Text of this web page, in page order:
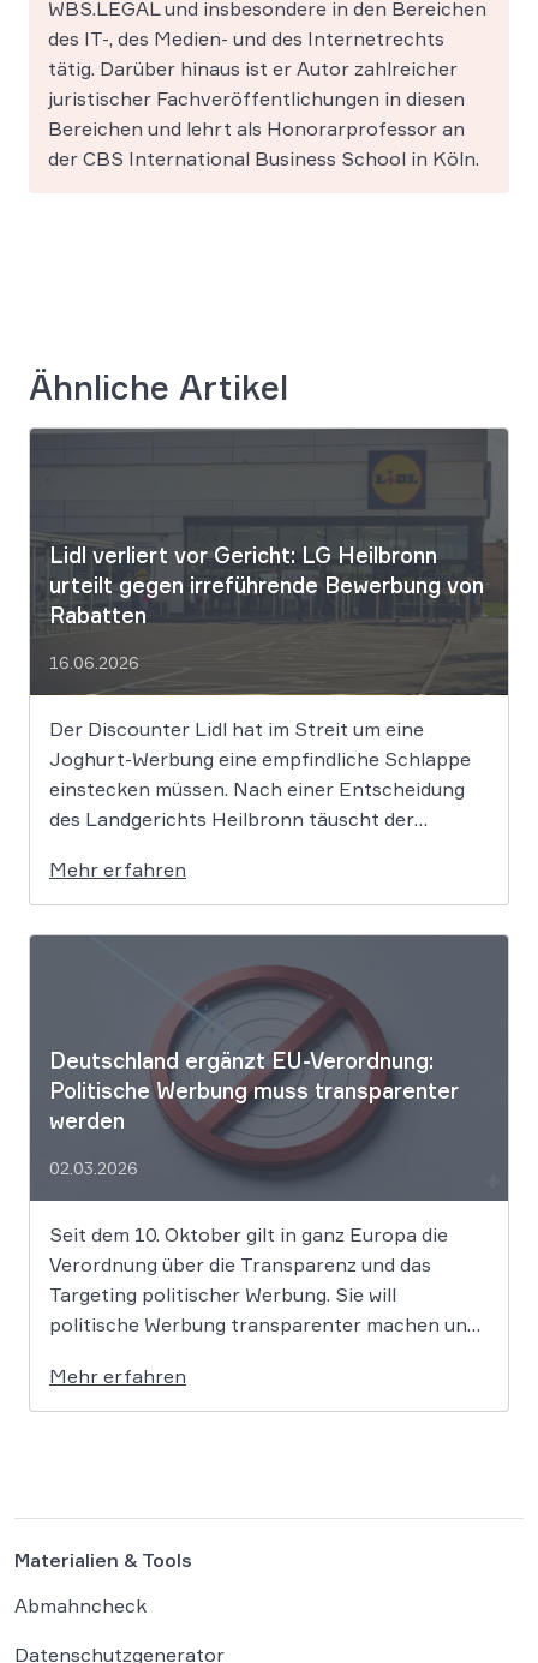
WBS.LEGAL und insbesondere in den Bereichen
des IT-, des Medien- und des Internetrechts
tätig. Darüber hinaus ist er Autor zahlreicher
juristischer Fachveröffentlichungen in diesen
Bereichen und lehrt als Honorarprofessor an
der CBS International Business School in Köln.
Ähnliche Artikel
Lidl verliert vor Gericht: LG Heilbronn
urteilt gegen irreführende Bewerbung von
Rabatten
16.06.2026
Der Discounter Lidl hat im Streit um eine
Joghurt-Werbung eine empfindliche Schlappe
einstecken müssen. Nach einer Entscheidung
des Landgerichts Heilbronn täuscht der
Produkte als „Aktion“ mit massiven Rabatten
bewirbt, die Preise in Wahrheit aber nie zuvor
selbst verlangt hat. Das Urteil setzt klare
Mehr erfahren
Deutschland ergänzt EU-Verordnung:
Politische Werbung muss transparenter
werden
02.03.2026
Seit dem 10. Oktober gilt in ganz Europa die
Verordnung über die Transparenz und das
Targeting politischer Werbung. Sie will
politische Werbung transparenter machen und
Daten. Die Regierung will die Verordnung in
Deutschland nun ergänzen. Die
Mehr erfahren
Materialien & Tools
Abmahncheck
Datenschutzgenerator